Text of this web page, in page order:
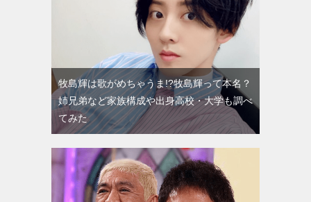
牧島輝は歌がめちゃうま!?牧島輝って本名？
姉兄弟など家族構成や出身高校・大学も調べ
てみた